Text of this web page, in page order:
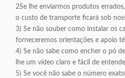
2Se lhe enviarmos produtos
o custo de transporte ficará sob
3) Se não souber como instalar os
forneceremos orientações e apoio
4) Se não sabe como encher o pó
lhe um vídeo claro e fácil de
5) Se você não sabe o número